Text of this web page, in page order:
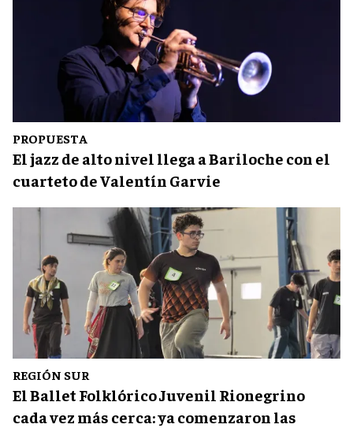
PROPUESTA
El jazz de alto nivel llega a Bariloche con el
cuarteto de Valentín Garvie
REGIÓN SUR
El Ballet Folklórico Juvenil Rionegrino
cada vez más cerca: ya comenzaron las